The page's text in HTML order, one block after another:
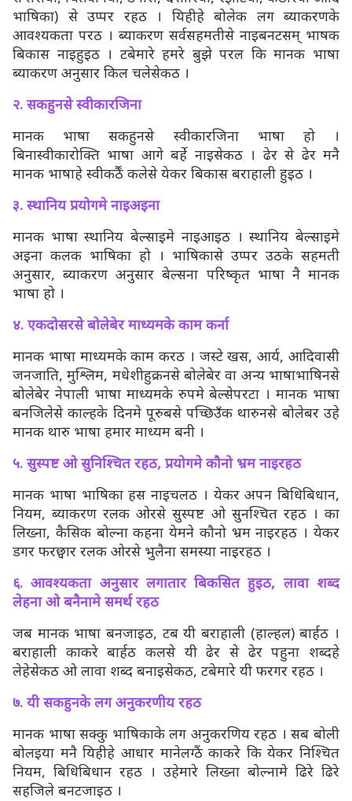
भाषिका) से उप्पर रहठ । यिहीहे बोलेक लग ब्याकरणके
आवश्यकता परठ । ब्याकरण सर्वसहमतीसे नाइबनटसम् भाषक
बिकास नाइहुइठ । टबेमारे हमरे बुझे परल कि मानक भाषा
ब्याकरण अनुसार किल चलेसेकठ ।
२. सकहुनसे स्वीकारजिना
मानक भाषा सकहुनसे स्वीकारजिना भाषा हो ।
बिनास्वीकारोक्ति भाषा आगे बर्हे नाइसेकठ । ढेर से ढेर मनै
मानक भाषाहे स्वीकर्ठैं कलेसे येकर बिकास बराहाली हुइठ ।
३. स्थानिय प्रयोगमे नाइअइना
मानक भाषा स्थानिय बेल्साइमे नाइआइठ । स्थानिय बेल्साइमे
अइना कलक भाषिका हो । भाषिकासे उप्पर उठके सहमती
अनुसार, ब्याकरण अनुसार बेल्सना परिष्कृत भाषा नै मानक
भाषा हो ।
४. एकदोसरसे बोलेबेर माध्यमके काम कर्ना
मानक भाषा माध्यमके काम करठ । जस्टे खस, आर्य, आदिवासी
जनजाति, मुश्लिम, मधेशीहुक्रनसे बोलेबेर वा अन्य भाषाभाषिनसे
बोलेबेर नेपाली भाषा माध्यमके रुपमे बेल्सेपरटा । मानक भाषा
बनजिलेसे काल्हके दिनमे पूरुबसे पच्छिउँक थारुनसे बोलेबर उहे
मानक थारु भाषा हमार माध्यम बनी ।
५. सुस्पष्ट ओ सुनिश्चित रहठ, प्रयोगमे कौनो भ्रम नाइरहठ
मानक भाषा भाषिका हस नाइचलठ । येकर अपन बिधिबिधान,
नियम, ब्याकरण रलक ओरसे सुस्पष्ट ओ सुनश्चित रहठ । का
लिख्ना, कैसिक बोल्ना कहना येमने कौनो भ्रम नाइरहठ । येकर
डगर फरछ्वार रलक ओरसे भुलैना समस्या नाइरहठ ।
६. आवश्यकता अनुसार लगातार बिकसित हुइठ, लावा शब्द
लेहना ओ बनैनामे समर्थ रहठ
जब मानक भाषा बनजाइठ, टब यी बराहाली (हाल्हल) बार्हठ ।
बराहाली काकरे बार्हठ कलसे यी ढेर से ढेर पहुना शब्दहे
लेहेसेकठ ओ लावा शब्द बनाइसेकठ, टबेमारे यी फरगर रहठ ।
७. यी सकहुनके लग अनुकरणीय रहठ
मानक भाषा सक्कु भाषिकाके लग अनुकरणिय रहठ । सब बोली
बोलइया मनै यिहीहे आधार मानेलग्ठैं काकरे कि येकर निश्चित
नियम, बिधिबिधान रहठ । उहेमारे लिख्ना बोल्नामे ढिरे ढिरे
सहजिले बनटजाइठ ।